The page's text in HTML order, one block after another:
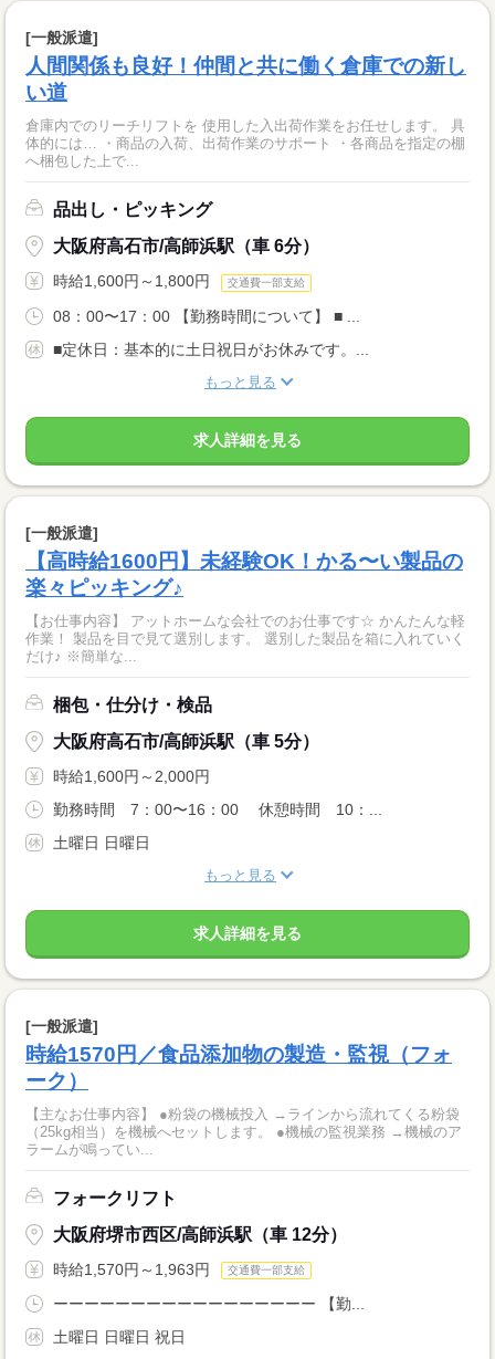
[一般派遣]
人間関係も良好！仲間と共に働く倉庫での新し
い道
倉庫内でのリーチリフトを 使用した入出荷作業をお任せします。 具
体的には… ・商品の入荷、出荷作業のサポート ・各商品を指定の棚
へ梱包した上で...
品出し・ピッキング
大阪府高石市/高師浜駅（車 6分）
時給1,600円～1,800円 交通費一部支給
08：00〜17：00 【勤務時間について】 ■ ...
■定休日：基本的に土日祝日がお休みです。...
もっと見る
求人詳細を見る
[一般派遣]
【高時給1600円】未経験OK！かる〜い製品の
楽々ピッキング♪
【お仕事内容】 アットホームな会社でのお仕事です☆ かんたんな軽
作業！ 製品を目で見て選別します。 選別した製品を箱に入れていく
だけ♪ ※簡単な...
梱包・仕分け・検品
大阪府高石市/高師浜駅（車 5分）
時給1,600円～2,000円
勤務時間 7：00〜16：00 休憩時間 10：...
土曜日 日曜日
もっと見る
求人詳細を見る
[一般派遣]
時給1570円／食品添加物の製造・監視（フォ
ーク）
【主なお仕事内容】 ●粉袋の機械投入 →ラインから流れてくる粉袋
（25kg相当）を機械へセットします。 ●機械の監視業務 →機械のア
ラームが鳴ってい...
フォークリフト
大阪府堺市西区/高師浜駅（車 12分）
時給1,570円～1,963円 交通費一部支給
ーーーーーーーーーーーーーーーーー 【勤...
土曜日 日曜日 祝日